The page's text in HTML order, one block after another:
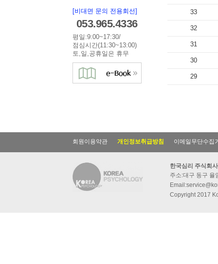
[비대면 문의 전용회선]
053.965.4336
평일:9:00~17:30/
점심시간(11:30~13:00)
토,일,공휴일은 휴무
33
32
31
30
29
회원이용약관 개인정보취급방침 이메일무단수집
한국심리 주식회사
주소:대구 동구 율
Copyright 2017